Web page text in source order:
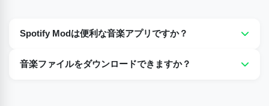
Spotify Modは便利な音楽アプリですか？
はい、音楽好きにとっては非常に良い選択肢です。何百万も
の楽曲を無料で楽しむことができ、無料版には広告も表示さ
音楽ファイルをダウンロードできますか？